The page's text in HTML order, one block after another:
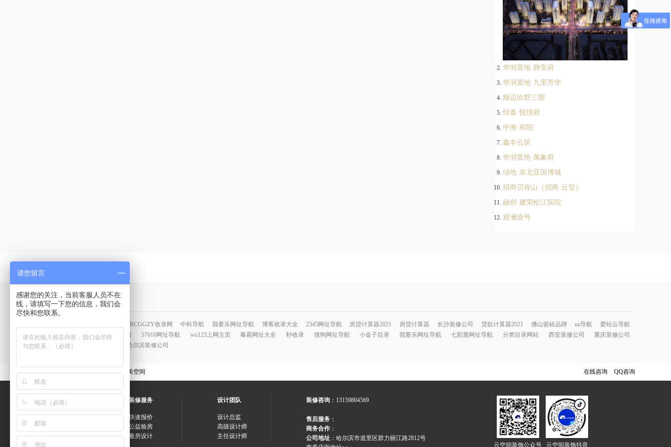
华润置地·静安府
华润置地·九里芳华
顺迈欣郡三期
恒泰·悦璟府
中海·和院
鑫丰云筑
华润置地·萬象府
绿地·东北亚国博城
招商贝肯山（招商·云玺）
融创·建荣松江宸院
观澜壹号
友情链接：
RCGGZY收录网 中科导航 我要乐网址导航 博客收录大全 2345网址导航 房贷计算器2021 房贷计算器 长沙装修公司 贷款计算器2021 佛山瓷砖品牌 uz导航
爱站云导航
犀牛·云链
油烟监控系统解决方案 57616网址导航 wu123上网主页 毒霸网址大全 秒收录 搜狗网址导航 小金子目录 我要乐网址导航 七彩鹿网址导航 分类目录网站 西安装修公司
重庆装修公司
德特涂装设备
哈尔滨装修公司
云空间装饰 品鉴云端设计 缔造完美空间 在线咨询 QQ咨询
关注我们
简介
团建
联系我们
装修服务
快速报价
公益验房
量房设计
设计团队
设计总监
高级设计师
主任设计师
装修咨询：13159804569
售后服务：
商务合作：
公司地址：哈尔滨市道里区群力丽江路2812号
云空间装饰公众号 云空间装饰抖音
请您留言
感谢您的关注，当前客服人员不在
线，请填写一下您的信息，我们会
尽快和您联系。